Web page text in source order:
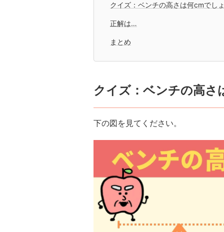
クイズ：ベンチの高さは何cmでし
正解は…
まとめ
クイズ：ベンチの高さ
下の図を見てください。